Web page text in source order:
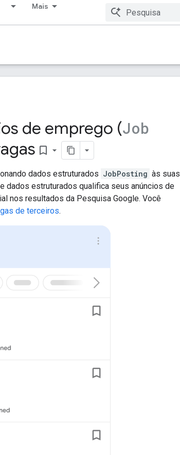
Mais
de emprego (Job
bookmark_border
dados estruturados JobPosting às suas
dados estruturados qualifica seus anúncios de
nos resultados da Pesquisa Google. Você
de terceiros.